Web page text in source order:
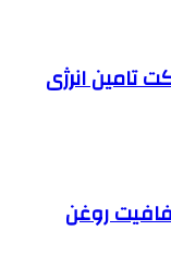
تامین انرژی
روغن